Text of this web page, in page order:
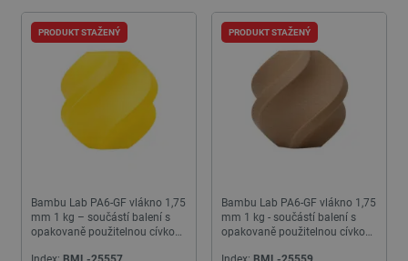
Bambu Lab PA6-GF vlákno 1,75
mm 1 kg – součástí balení s
opakovaně použitelnou cívkou
PRODUKT STAŽENÝ
Bambu Lab PA6-GF vlákno 1,75
mm 1 kg - součástí balení s
opakovaně použitelnou cívkou -
PRODUKT STAŽENÝ